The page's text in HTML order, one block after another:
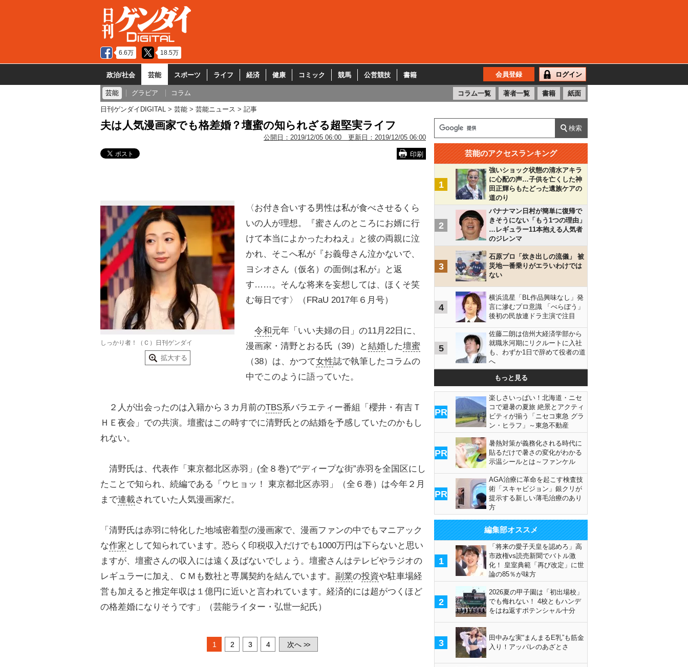
6.6万 18.5万
政治/社会 芸能 スポーツ ライフ 経済 健康 コミック 競馬 公営競技 書籍 会員登録 ログイン
芸能 グラビア コラム コラム一覧 著者一覧 書籍 紙面
日刊ゲンダイDIGITAL 芸能 芸能ニュース 記事
夫は人気漫画家でも格差婚？壇蜜の知られざる超堅実ライフ
公開日： 2019/12/05 06:00 更新日： 2019/12/05 06:00
印刷
しっかり者！（Ｃ）日刊ゲンダイ
拡大する
〈お付き合いする男性は私が食べさせるくら
いの人が理想。『蜜さんのところにお婿に行
けて本当によかったわねえ』と彼の両親に泣
かれ、そこへ私が『お義母さん泣かないで、
ヨシオさん（仮名）の面倒は私が』と返
す……。そんな将来を妄想しては、ほくそ笑
む毎日です〉（FRaU 2017年６月号）
令和元年「いい夫婦の日」の11月22日に、
漫画家・清野とおる氏（39）と結婚した壇蜜
（38）は、かつて女性誌で執筆したコラムの
中でこのように語っていた。
２人が出会ったのは入籍から３カ月前のTBS系バラエティー番組「櫻井・有吉Ｔ
ＨＥ夜会」での共演。壇蜜はこの時すでに清野氏との結婚を予感していたのかもし
れない。
清野氏は、代表作「東京都北区赤羽」(全８巻)で“ディープな街”赤羽を全国区にし
たことで知られ、続編である「ウヒョッ！ 東京都北区赤羽」（全６巻）は今年２月
まで連載されていた人気漫画家だ。
「清野氏は赤羽に特化した地域密着型の漫画家で、漫画ファンの中でもマニアック
な作家 として知られています。恐らく印税収入だけでも1000万円は下らないと思い
ますが、壇蜜さんの収入には遠く及ばないでしょう。壇蜜さんはテレビやラジオの
レギュラーに加え、ＣＭも数社と専属契約を結んでいます。 副業の投資や駐車場経
営も加えると推定年収は１億円に近いと言われています。経済的には超がつくほど
の格差婚になりそうです」（芸能ライター・弘世一紀氏）
1 2 3 4 次へ >>
芸能のアクセスランキング
1
強いショック状態の清水アキラ
に心配の声…子供を亡くした神
田正輝らもたどった遺族ケアの
道のり
2
バナナマン日村が簡単に復帰で
きそうにない「もう1つの理由」
…レギュラー11本抱える人気者
のジレンマ
3
石原プロ「炊き出しの流儀」 被
災地一番乗りがエラいわけでは
ない
4
横浜流星「BL作品興味なし」発
言に滲むプロ意識 「べらぼう」
後初の民放連ドラ主演で注目
5
佐藤二朗は信州大経済学部から
就職氷河期にリクルートに入社
も、わずか1日で辞めて役者の道
へ
もっと見る
PR
楽しさいっぱい！北海道・ニセ
コで避暑の夏旅 絶景とアクティ
ビティが揃う「ニセコ東急 グラ
ン・ヒラフ」～東急不動産
PR
暑熱対策が義務化される時代に
貼るだけで暑さの変化がわかる
示温シールとは～ファンケル
PR
AGA治療に革命を起こす検査技
術「スキャビジョン」銀クリが
提示する新しい薄毛治療のあり
方
編集部オススメ
1
「将来の愛子天皇を認めろ」高
市政権vs読売新聞でバトル激
化！ 皇室典範「再び改定」に世
論の85％が味方
2
2026夏の甲子園は「初出場校」
でも侮れない！ 4校ともハンデ
をはね返すポテンシャル十分
3
田中みな実“まんまるE乳”も筋金
入り！アッパレのあざとさ